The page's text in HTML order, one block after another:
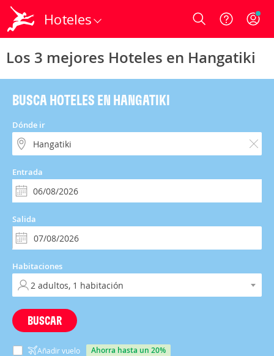
Hoteles Login
Los 3 mejores Hoteles en Hangatiki
BUSCA HOTELES EN HANGATIKI
Dónde ir
Entrada
Salida
Habitaciones
BUSCAR
Añadir vuelo ahorra hasta un 20%